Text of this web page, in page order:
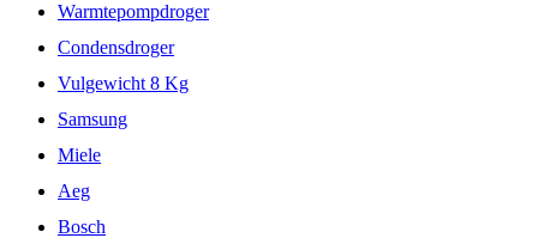
Warmtepompdroger
Condensdroger
Vulgewicht 8 Kg
Samsung
Miele
Aeg
Bosch